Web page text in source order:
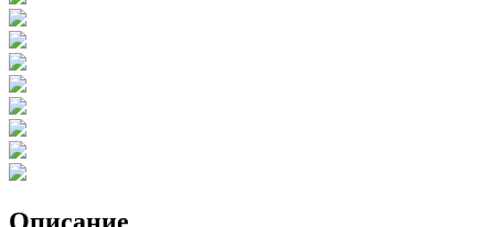
Описание